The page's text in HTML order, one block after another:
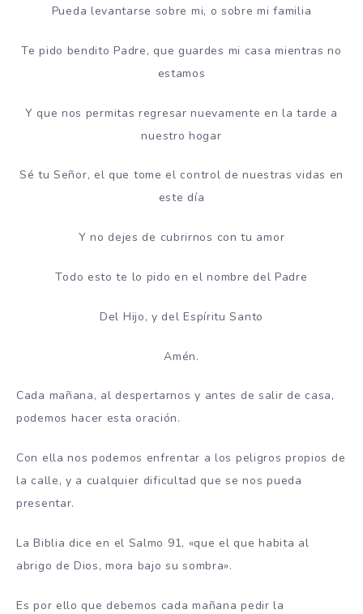
Pueda levantarse sobre mi, o sobre mi familia
Te pido bendito Padre, que guardes mi casa mientras no
estamos
Y que nos permitas regresar nuevamente en la tarde a
nuestro hogar
Sé tu Señor, el que tome el control de nuestras vidas en
este día
Y no dejes de cubrirnos con tu amor
Todo esto te lo pido en el nombre del Padre
Del Hijo, y del Espíritu Santo
Amén.
Cada mañana, al despertarnos y antes de salir de casa,
podemos hacer esta oración.
Con ella nos podemos enfrentar a los peligros propios de
la calle, y a cualquier dificultad que se nos pueda
presentar.
La Biblia dice en el Salmo 91, «que el que habita al
abrigo de Dios, mora bajo su sombra».
Es por ello que debemos cada mañana pedir la